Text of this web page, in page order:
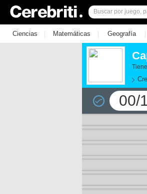
Ciencias | Matemáticas | Geografía |
00/